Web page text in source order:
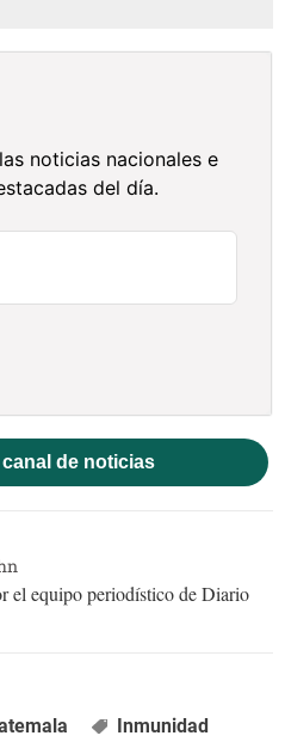
noticias nacionales e
del día.
de noticias
el equipo periodístico de Diario
Inmunidad